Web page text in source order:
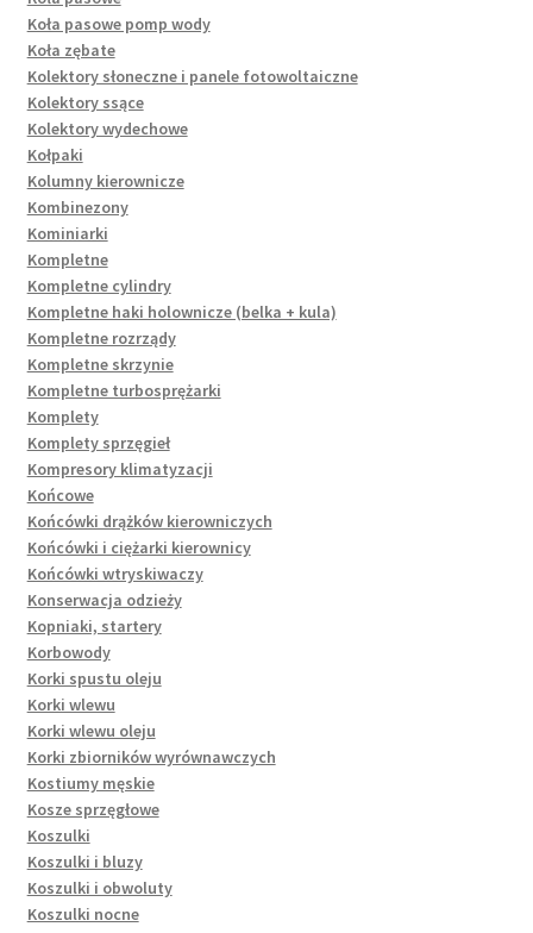
Koła pasowe pomp wody
Koła zębate
Kolektory słoneczne i panele fotowoltaiczne
Kolektory ssące
Kolektory wydechowe
Kołpaki
Kolumny kierownicze
Kombinezony
Kominiarki
Kompletne
Kompletne cylindry
Kompletne haki holownicze (belka + kula)
Kompletne rozrządy
Kompletne skrzynie
Kompletne turbosprężarki
Komplety
Komplety sprzęgieł
Kompresory klimatyzacji
Końcowe
Końcówki drążków kierowniczych
Końcówki i ciężarki kierownicy
Końcówki wtryskiwaczy
Konserwacja odzieży
Kopniaki, startery
Korbowody
Korki spustu oleju
Korki wlewu
Korki wlewu oleju
Korki zbiorników wyrównawczych
Kostiumy męskie
Kosze sprzęgłowe
Koszulki
Koszulki i bluzy
Koszulki i obwoluty
Koszulki nocne